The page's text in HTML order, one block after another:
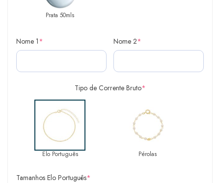
Prata 50mls
Nome 1* Nome 2*
Tipo de Corrente Bruto*
Elo Português Pérolas
Tamanhos Elo Português*